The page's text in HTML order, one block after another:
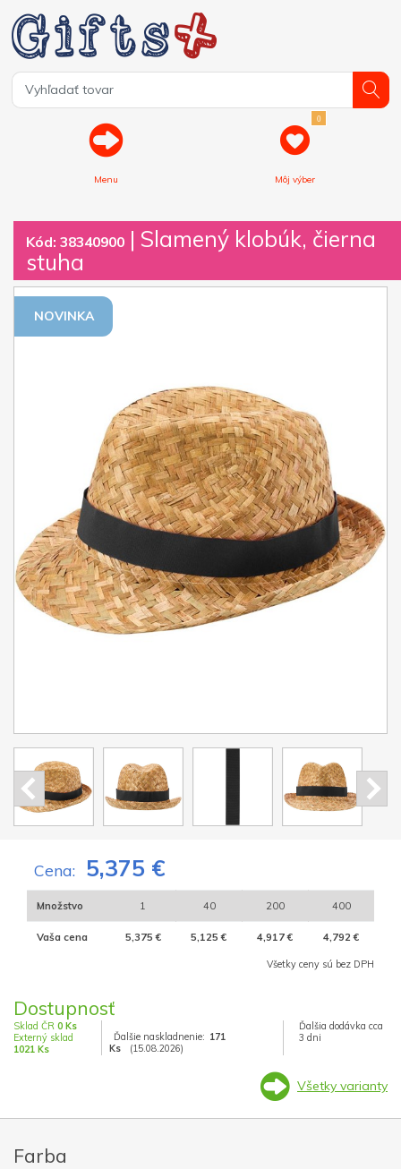
Menu
0
Môj výber
Kód: 38340900 | Slamený klobúk, čierna
stuha
NOVINKA
Cena: 5,375 €
Množstvo 1 40 200 400
Vaša cena 5,375 € 5,125 € 4,917 € 4,792 €
Všetky ceny sú bez DPH
Dostupnosť
Sklad ČR 0 Ks
Externý sklad
1021 Ks
Ďalšie naskladnenie: 171
Ks
(15.08.2026)
Ďalšia dodávka cca
3 dni
Všetky varianty
Farba